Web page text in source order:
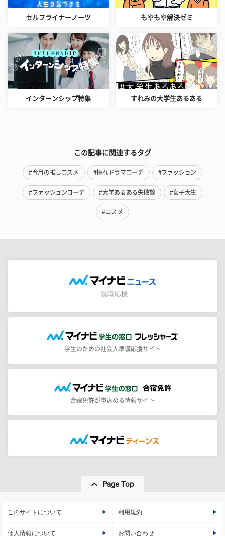
セルフライナーノーツ もやもや解決ゼミ
インターンシップ特集 すれみの大学生あるある
この記事に関連するタグ
#今月の推しコスメ #憧れドラマコーデ #ファッション
#ファッションコーデ #大学あるある失敗談 #女子大生
#コスメ
学生のための社会人準備応援サイト
合宿免許が申込める情報サイト
Page Top
このサイトについて 利用規約
個人情報について お問い合わせ